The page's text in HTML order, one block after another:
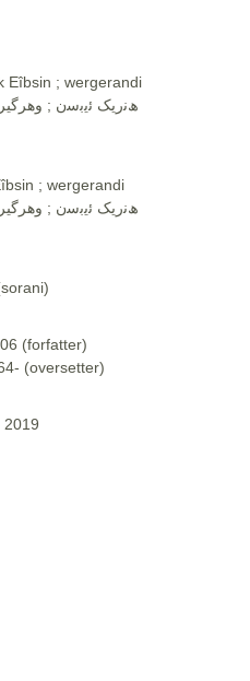
Eîbsin ; wergerandi
(forfatter)
(oversetter)
2019